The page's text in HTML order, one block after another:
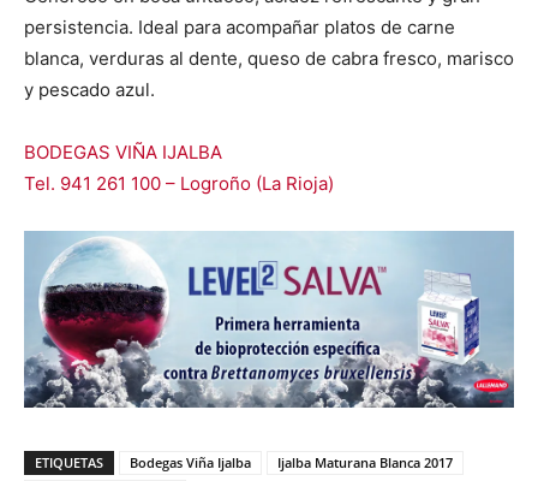
persistencia. Ideal para acompañar platos de carne
blanca, verduras al dente, queso de cabra fresco, marisco
y pescado azul.
BODEGAS VIÑA IJALBA
Tel. 941 261 100 – Logroño (La Rioja)
ETIQUETAS Bodegas Viña Ijalba
Ijalba Maturana Blanca 2017